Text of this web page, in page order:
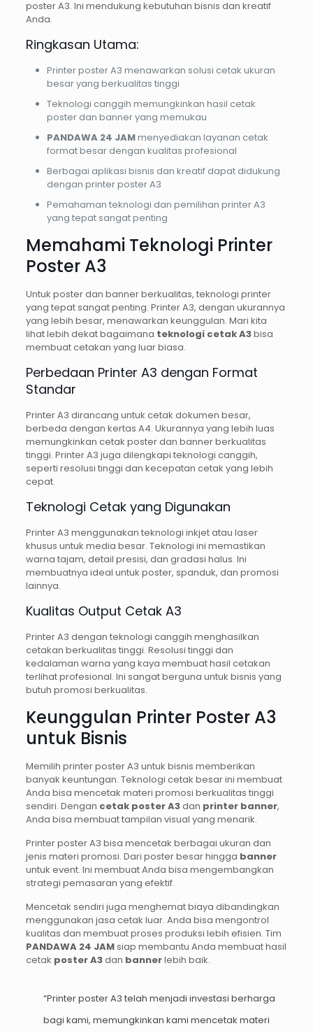
poster A3. Ini mendukung kebutuhan bisnis dan kreatif
Anda.
Ringkasan Utama:
Printer poster A3 menawarkan solusi cetak ukuran
besar yang berkualitas tinggi
Teknologi canggih memungkinkan hasil cetak
poster dan banner yang memukau
PANDAWA 24 JAMmenyediakan layanan cetak
format besar dengan kualitas profesional
Berbagai aplikasi bisnis dan kreatif dapat didukung
dengan printer poster A3
Pemahaman teknologi dan pemilihan printer A3
yang tepat sangat penting
Memahami Teknologi Printer
Poster A3
Untuk poster dan banner berkualitas, teknologi printer
yang tepat sangat penting. Printer A3, dengan ukurannya
yang lebih besar, menawarkan keunggulan. Mari kita
lihat lebih dekat bagaimana teknologi cetak A3bisa
membuat cetakan yang luar biasa.
Perbedaan Printer A3 dengan Format
Standar
Printer A3 dirancang untuk cetak dokumen besar,
berbeda dengan kertas A4. Ukurannya yang lebih luas
memungkinkan cetak poster dan banner berkualitas
tinggi. Printer A3 juga dilengkapi teknologi canggih,
seperti resolusi tinggi dan kecepatan cetak yang lebih
cepat.
Teknologi Cetak yang Digunakan
Printer A3 menggunakan teknologi inkjet atau laser
khusus untuk media besar. Teknologi ini memastikan
warna tajam, detail presisi, dan gradasi halus. Ini
membuatnya ideal untuk poster, spanduk, dan promosi
lainnya.
Kualitas Output Cetak A3
Printer A3 dengan teknologi canggih menghasilkan
cetakan berkualitas tinggi. Resolusi tinggi dan
kedalaman warna yang kaya membuat hasil cetakan
terlihat profesional. Ini sangat berguna untuk bisnis yang
butuh promosi berkualitas.
Keunggulan Printer Poster A3
untuk Bisnis
Memilih printer poster A3 untuk bisnis memberikan
banyak keuntungan. Teknologi cetak besar ini membuat
Anda bisa mencetak materi promosi berkualitas tinggi
sendiri. Dengan cetak poster A3dan printer banner,
Anda bisa membuat tampilan visual yang menarik.
Printer poster A3 bisa mencetak berbagai ukuran dan
jenis materi promosi. Dari poster besar hingga banner
untuk event. Ini membuat Anda bisa mengembangkan
strategi pemasaran yang efektif.
Mencetak sendiri juga menghemat biaya dibandingkan
menggunakan jasa cetak luar. Anda bisa mengontrol
kualitas dan membuat proses produksi lebih efisien. Tim
PANDAWA 24 JAMsiap membantu Anda membuat hasil
cetak poster A3dan bannerlebih baik.
“Printer poster A3 telah menjadi investasi berharga
bagi kami, memungkinkan kami mencetak materi